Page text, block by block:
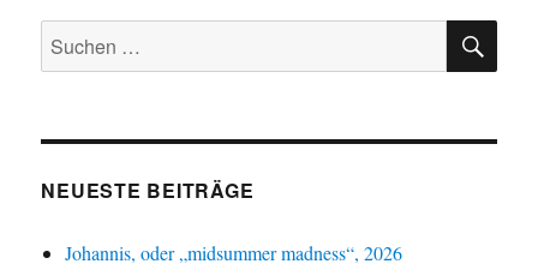
Suchen
nach:
NEUESTE BEITRÄGE
Johannis, oder „midsummer madness“, 2026